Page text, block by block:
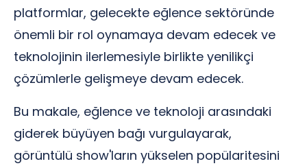
platformlar, gelecekte eğlence sektöründe
önemli bir rol oynamaya devam edecek ve
teknolojinin ilerlemesiyle birlikte yenilikçi
çözümlerle gelişmeye devam edecek.
Bu makale, eğlence ve teknoloji arasındaki
giderek büyüyen bağı vurgulayarak,
görüntülü show'ların yükselen popülaritesini